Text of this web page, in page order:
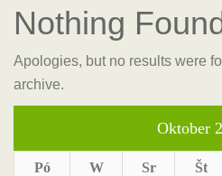
Nothing
Apologies, but no results were
archive.
Oktober
Pó W Sr Št